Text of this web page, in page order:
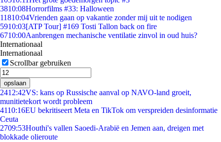
3810:08Horrorfilms #33: Halloween
11810:04Vrienden gaan op vakantie zonder mij uit te nodigen
5910:03[ATP Tour] #169 Tosti Tallon back on fire
6710:00Aanbrengen mechanische ventilatie zinvol in oud huis?
Internationaal
Internationaal
Scrollbar gebruiken
opslaan
2412:42VS: kans op Russische aanval op NAVO-land groeit,
munitietekort wordt probleem
4110:16EU bekritiseert Meta en TikTok om verspreiden desinformatie
Ceuta
2709:53Houthi's vallen Saoedi-Arabië en Jemen aan, dreigen met
blokkade olieroute